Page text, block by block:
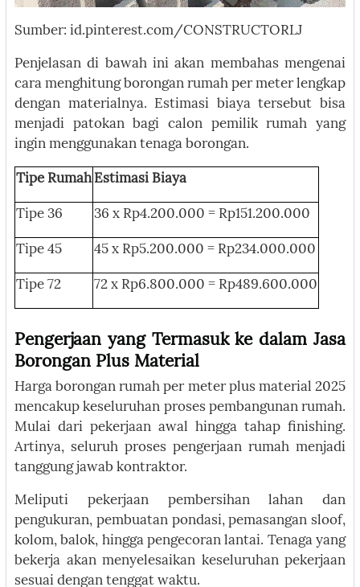
Sumber: id.pinterest.com/CONSTRUCTORLJ
Penjelasan di bawah ini akan membahas mengenai
cara menghitung borongan rumah per meter lengkap
dengan materialnya. Estimasi biaya tersebut bisa
menjadi patokan bagi calon pemilik rumah yang
ingin menggunakan tenaga borongan.
Tipe Rumah Estimasi Biaya
Tipe 36 36 x Rp4.200.000 = Rp151.200.000
Tipe 45 45 x Rp5.200.000 = Rp234.000.000
Tipe 72 72 x Rp6.800.000 = Rp489.600.000
Pengerjaan yang Termasuk ke dalam Jasa
Borongan Plus Material
Harga borongan rumah per meter plus material 2025
mencakup keseluruhan proses pembangunan rumah.
Mulai dari pekerjaan awal hingga tahap finishing.
Artinya, seluruh proses pengerjaan rumah menjadi
tanggung jawab kontraktor.
Meliputi pekerjaan pembersihan lahan dan
pengukuran, pembuatan pondasi, pemasangan sloof,
kolom, balok, hingga pengecoran lantai. Tenaga yang
bekerja akan menyelesaikan keseluruhan pekerjaan
sesuai dengan tenggat waktu.